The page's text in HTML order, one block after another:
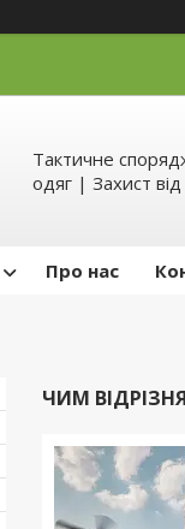
Тактичне
одяг | Захист
Про нас
ЧИМ